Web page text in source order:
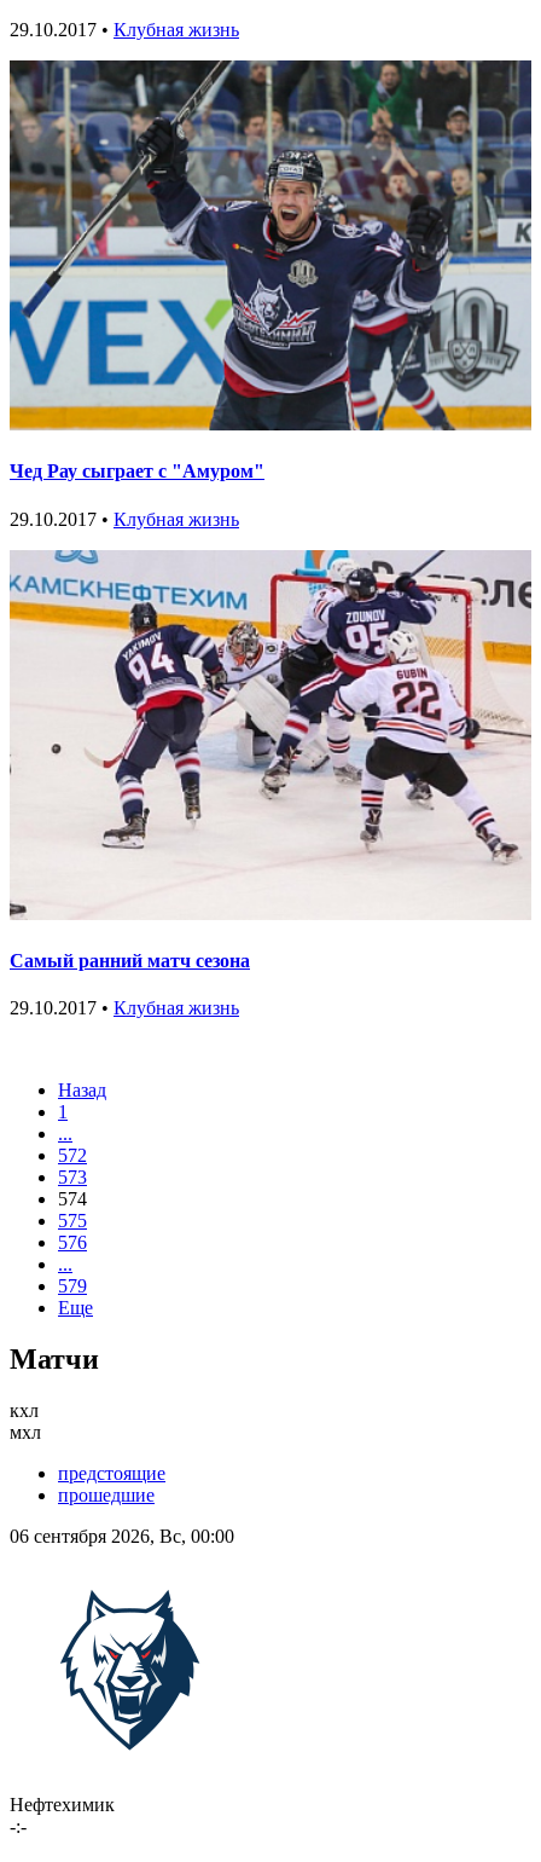
29.10.2017 • Клубная жизнь
Чед Рау сыграет с "Амуром"
29.10.2017 • Клубная жизнь
Самый ранний матч сезона
29.10.2017 • Клубная жизнь
Назад
1
...
572
573
574
575
576
...
579
Еще
Матчи
кхл
мхл
предстоящие
прошедшие
06 сентября 2026, Вс, 00:00
Нефтехимик
-:-